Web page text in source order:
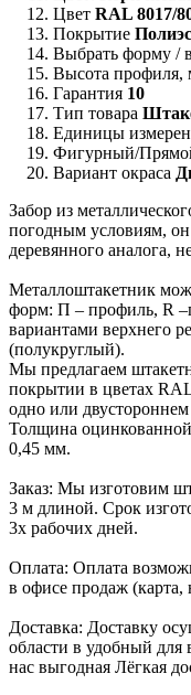
Цвет RAL 8017/
Покрытие
Выбрать форму /
Высота профиля,
Гарантия 10
Тип товара
Единицы
Фигурный/
Вариант окраса
Забор из
погодным условиям,
деревянного аналога,
Металлоштакетник
форм: П – профиль, R
вариантами верхнего
(полукруглый).
Мы предлагаем
покрытии в цветах
одно или двустороннем
Толщина
0,45 мм.
Заказ: Мы изготовим
3 м длиной. Срок
3х рабочих дней.
Оплата: Оплата
в офисе продаж (карта,
Доставка: Доставку
области в удобный для
нас выгодная Лёгкая